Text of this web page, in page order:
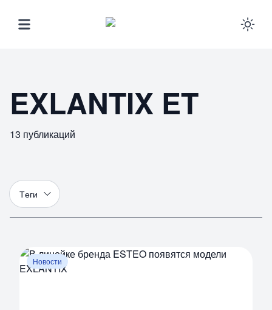
EXLANTIX ET
13 публикаций
Теги
Новости